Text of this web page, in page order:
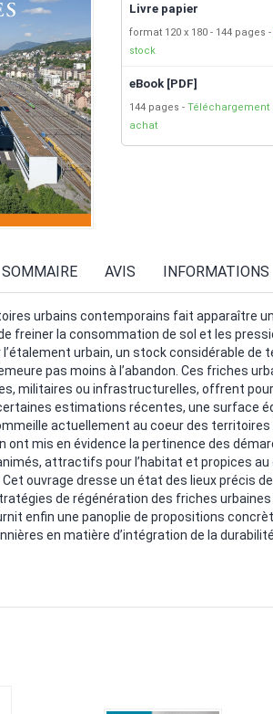
Livre papier
format 120 x 180 144 pages
stock
eBook [PDF]
144 pages
Téléchargement
achat
SOMMAIRE AVIS INFORMATIONS
urbains contemporains fait apparaître
freiner la consommation de sol et les
urbain, un stock considérable de
pas moins à l’abandon. Ces friches
militaires ou infrastructurelles, offrent
estimations récentes, une surface
actuellement au coeur des
ont mis en évidence la pertinence des
attractifs pour l’habitat et propices
ouvrage dresse un état des lieux précis
de régénération des friches
enfin une panoplie de propositions
en matière d’intégration de la